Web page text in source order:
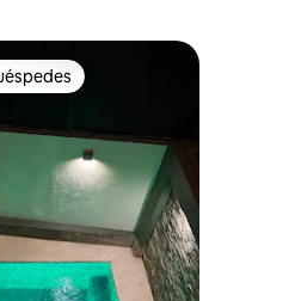
241 reseñas